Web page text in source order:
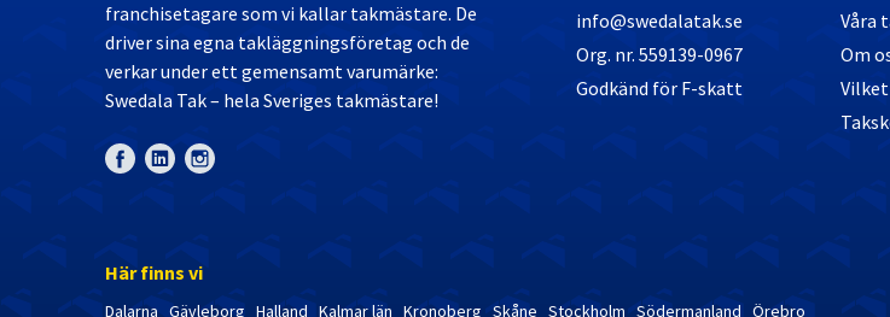
franchisetagare som vi kallar takmästare. De
driver sina egna takläggningsföretag och de
verkar under ett gemensamt varumärke:
Swedala Tak – hela Sveriges takmästare!
info@swedalatak.se
Org. nr. 559139-0967
Godkänd för F-skatt
Våra
Om
Här finns vi
Dalarna Gävleborg Halland Kalmar län Kronoberg Skåne Stockholm Södermanland Örebro